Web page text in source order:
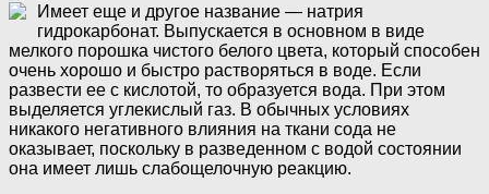
Имеет еще и другое название — натрия
гидрокарбонат. Выпускается в основном в виде
мелкого порошка чистого белого цвета, который способен
очень хорошо и быстро растворяться в воде. Если
развести ее с кислотой, то образуется вода. При этом
выделяется углекислый газ. В обычных условиях
никакого негативного влияния на ткани сода не
оказывает, поскольку в разведенном с водой состоянии
она имеет лишь слабощелочную реакцию.